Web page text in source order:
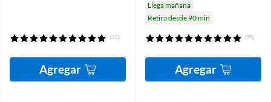
(12)
Agregar
Llega mañana
Retira desde 90 min
(25)
Agregar